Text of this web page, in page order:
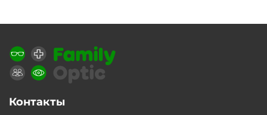
Контакты